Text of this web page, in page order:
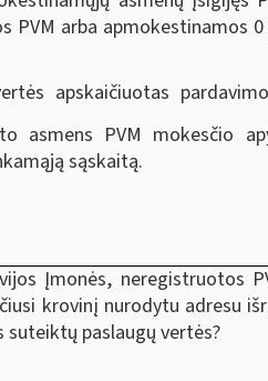
PVM arba apmokestinamos
apskaičiuotas
asmens PVM mokesčio
sąskaitą.
Įmonės, neregistruotos
krovinį nurodytu adresu
paslaugų vertės?